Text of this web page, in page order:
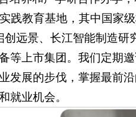
践教育基地，其中国家
远景、长江智能制造
等上市集团。我们定期
发展的步伐，掌握最前
就业机会。